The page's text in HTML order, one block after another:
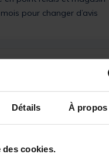
Détails À propos
cookies.
pour changer d’avis
& détails
JMC Express 104 cm